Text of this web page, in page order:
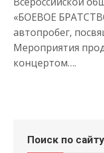
«БОЕВОЕ
автопробег,
Мероприятия
концертом….
Поиск по сайту